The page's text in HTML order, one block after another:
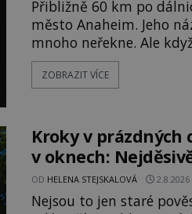
Přibližně 60 km po
město Anaheim. Jeho
mnoho neřekne. Ale
Disneyland, je hned jasno. Zábavní park
na poklidném místě
lidí ročně. A ač je velká
ZOBRAZIT VÍCE
Kroky v prázdných
v oknech:
budí hrůzu
OD HELENA STEJSKALOVÁ 2.8.2026
Nejsou to jen staré